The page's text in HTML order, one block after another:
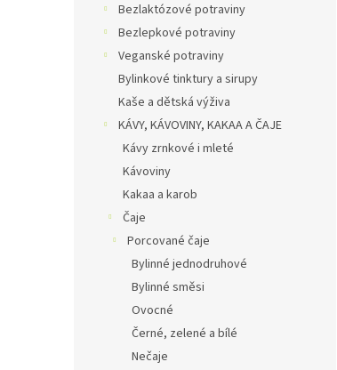
Bezlaktózové potraviny
Bezlepkové potraviny
Veganské potraviny
Bylinkové tinktury a sirupy
Kaše a dětská výživa
KÁVY, KÁVOVINY, KAKAA A ČAJE
Kávy zrnkové i mleté
Kávoviny
Kakaa a karob
Čaje
Porcované čaje
Bylinné jednodruhové
Bylinné směsi
Ovocné
Černé, zelené a bílé
Nečaje